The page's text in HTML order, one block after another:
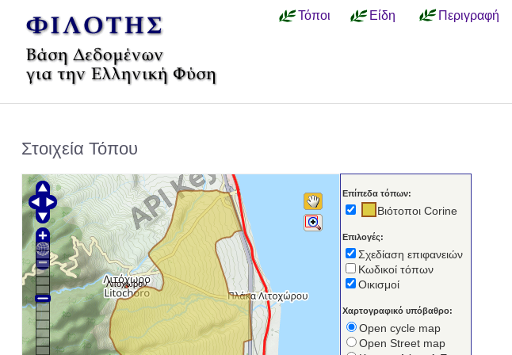
Τόποι Είδη Περιγραφή
Στοιχεία Τόπου
Λιτόχωρον
Επίπεδα τόπων:
Βιότοποι Corine
Επιλογές:
Σχεδίαση επιφανειών
Κωδικοί τόπων
Οικισμοί
Χαρτογραφικό υπόβαθρο:
Open cycle map
Open Street map